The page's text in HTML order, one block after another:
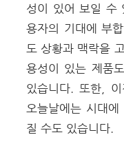
성이 있어 보일 수
용자의 기대에 부
도 상황과 맥락을
용성이 있는 제품
있습니다. 또한,
오늘날에는 시대
질 수도 있습니다.